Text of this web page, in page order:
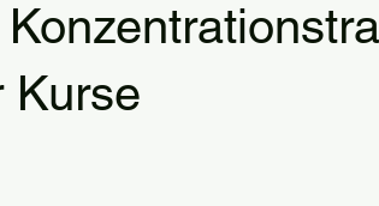
und Vertrauen
Kurse